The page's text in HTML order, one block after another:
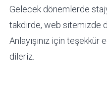
Gelecek dönemlerde
takdirde, web sitemizde
Anlayışınız için teşekkür
dileriz.